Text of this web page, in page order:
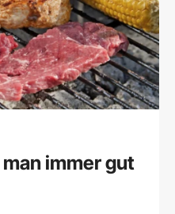
immer gut